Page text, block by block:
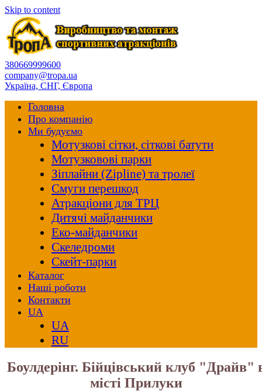
Skip to content
380669999600
company@tropa.ua
Україна, СНГ, Європа
Головна
Про компанію
Ми будуємо
Мотузкові сітки, сіткові батути
Мотузковові парки
Зіплайни (Zipline) та тролеї
Смуги перешкод
Атракціони для ТРЦ
Дитячі майданчики
Еко-майданчики
Скеледроми
Скейт-парки
Каталог
Наші роботи
Контакти
UA
UA
RU
Боулдерінг. Бійцівський клуб "Драйв"
місті Прилуки